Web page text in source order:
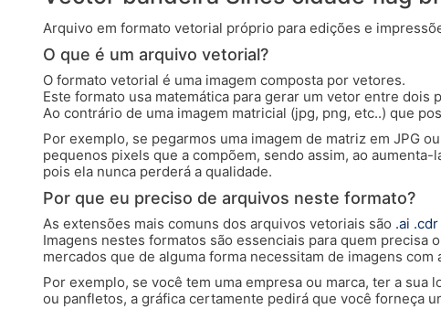
Arquivo em formato vetorial próprio para edições e
O que é um arquivo vetorial?
O formato vetorial é uma imagem composta por vetores.
Este formato usa matemática para gerar um vetor entre dois
Ao contrário de uma imagem matricial (jpg, png, etc..) que
Por exemplo, se pegarmos uma imagem de matriz em JPG ou
pequenos pixels que a compõem, sendo assim, ao
pois ela nunca perderá a qualidade.
Por que eu preciso de arquivos neste formato?
As extensões mais comuns dos arquivos vetoriais são .ai .cdr
Imagens nestes formatos são essenciais para quem
mercados que de alguma forma necessitam de imagens com
Por exemplo, se você tem uma empresa ou marca, ter a
ou panfletos, a gráfica certamente pedirá que você forneça